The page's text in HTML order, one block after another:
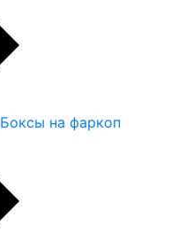
Боксы на фаркоп